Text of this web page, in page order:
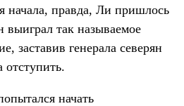
начала, правда, Ли пришлось
выиграл так называемое
заставив генерала северян
начать